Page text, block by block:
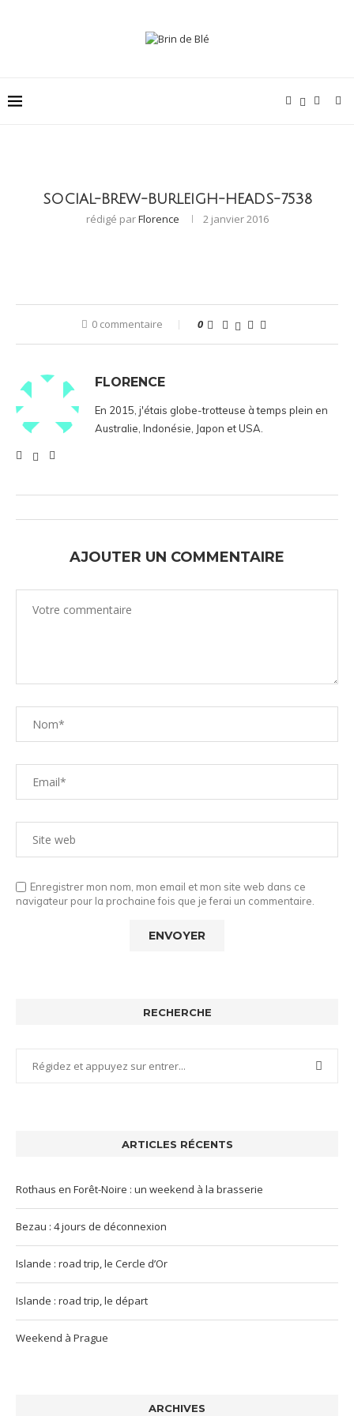
SOCIAL-BREW-BURLEIGH-HEADS-7538
rédigé parFlorence 2 janvier 2016
0 commentaire 0
FLORENCE
En 2015, j'étais globe-trotteuse à temps plein en
Australie, Indonésie, Japon et USA.
AJOUTER UN COMMENTAIRE
Enregistrer mon nom, mon email et mon site web dans ce
navigateur pour la prochaine fois que je ferai un commentaire.
RECHERCHE
ARTICLES RÉCENTS
Rothaus en Forêt-Noire : un weekend à la brasserie
Bezau : 4 jours de déconnexion
Islande : road trip, le Cercle d’Or
Islande : road trip, le départ
Weekend à Prague
ARCHIVES